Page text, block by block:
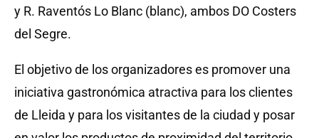
y R. Raventós Lo Blanc (blanc), ambos DO Costers
del Segre.
El objetivo de los organizadores es promover una
iniciativa gastronómica atractiva para los clientes
de Lleida y para los visitantes de la ciudad y posar